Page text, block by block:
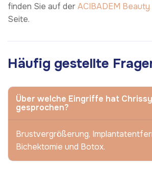
finden Sie auf derACIBADEM
Seite.
Häufig gestellte
Über welche Eingriffe hat
gesprochen?
Brustvergrößerung,
Bichektomie und Botox.